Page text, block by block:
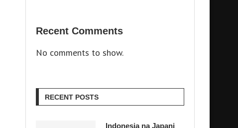
Recent Comments
No comments to show.
RECENT POSTS
Indonesia na Japani